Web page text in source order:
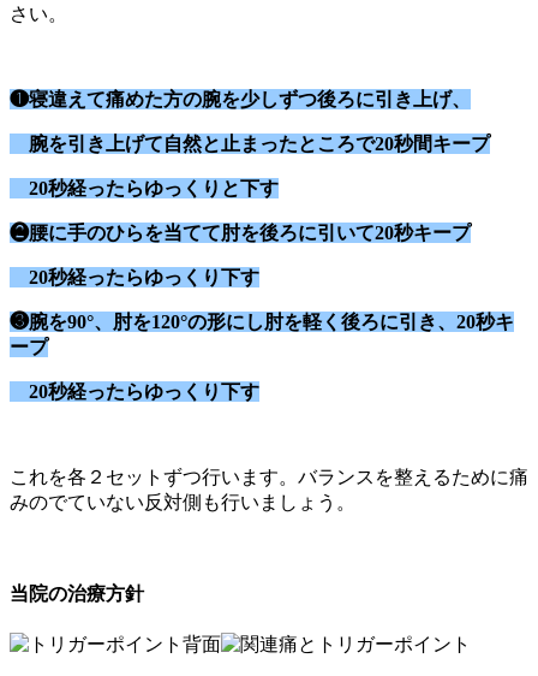
さい。
❶寝違えて痛めた方の腕を少しずつ後ろに引き上げ、
腕を引き上げて自然と止まったところで20秒間キープ
20秒経ったらゆっくりと下す
❷腰に手のひらを当てて肘を後ろに引いて20秒キープ
20秒経ったらゆっくり下す
❸腕を90°、肘を120°の形にし肘を軽く後ろに引き、20秒キ
ープ
20秒経ったらゆっくり下す
これを各２セットずつ行います。バランスを整えるために痛
みのでていない反対側も行いましょう。
当院の治療方針